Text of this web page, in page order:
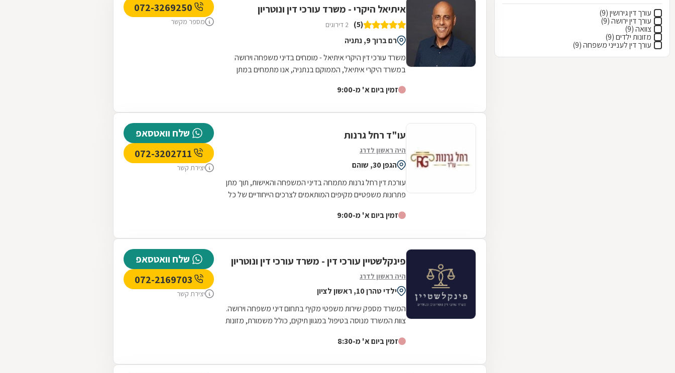
עורך דין גירושין (9)
עורך דין ירושה (9)
צוואה (9)
מזונות ילדים (9)
עורך דין לענייני משפחה (9)
איתיאל היקרי - משרד עורכי דין ונוטריון
(5) 2 דירוגים
רם ברוך 9, נתניה
משרד עורכי דין היקרי איתיאל - מומחים בדיני משפחה וירושה
במשרד היקרי איתיאל, הממוקם בנתניה, אנו מתמחים במתן
זמין ביום א' מ-9:00
מספר מקשר
עו"ד רחל גרנות
היה ראשון לדרג
הגפן 30, שוהם
עורכת דין רחל גרנות מתמחה בדיני המשפחה והאישות, תוך מתן
פתרונות משפטיים מקיפים המותאמים לצרכים הייחודיים של כל
זמין ביום א' מ-9:00
שלח וואטסאפ
יצירת קשר
פינקלשטיין עורכי דין - משרד עורכי דין ונוטריון
היה ראשון לדרג
ילדי טהרן 10, ראשון לציון
המשרד מספק שירות משפטי מקיף בתחום דיני משפחה וירושה.
צוות המשרד מנוסה בטיפול במגוון תיקים, כולל משמורת, מזונות
זמין ביום א' מ-8:30
שלח וואטסאפ
יצירת קשר